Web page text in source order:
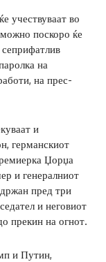
учествуваат во
поскоро ќе
сеприфатлив
на
на прес-
и
германскиот
Џорџа
и генералниот
пред три
и неговиот
прекин на огнот.
и Путин,